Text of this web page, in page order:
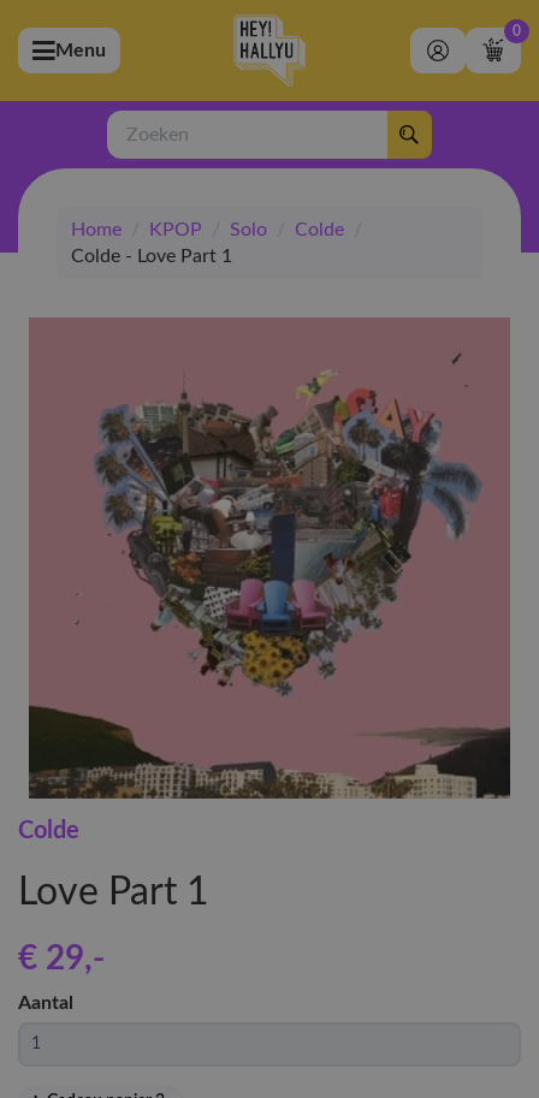
(Artiesten)
(Merchandise)
(Exclusive)
(Winkel)
Menu
0
Zoeken
Home / KPOP / Solo / Colde
/
Colde - Love Part 1
Colde
Love Part 1
€ 29,-
Aantal